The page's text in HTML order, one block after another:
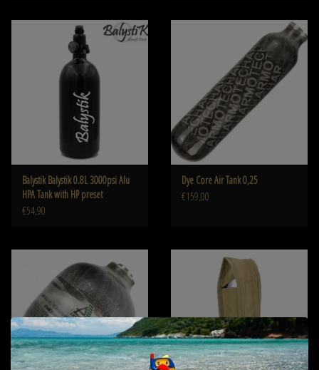
Balystik Balystik 0.8L 3000psi Alu
HPA Tank with HP preset
€54,90
Dye Core Air Tank 0,25
€159,00